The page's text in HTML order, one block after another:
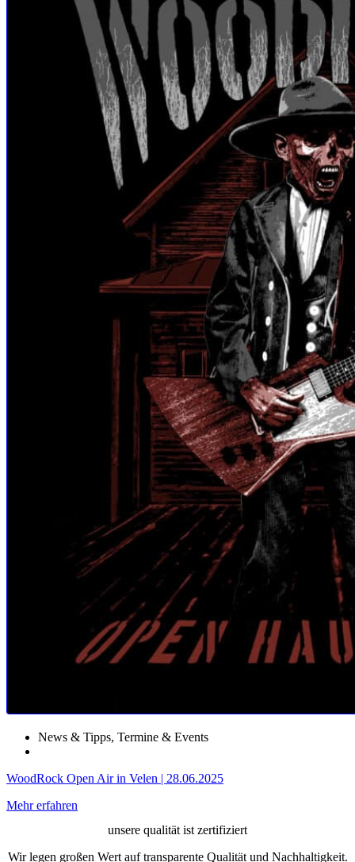
News & Tipps, Termine & Events
WoodRock Open Air in Velen | 28.06.2025
Mehr erfahren
unsere qualität ist zertifiziert
Wir legen großen Wert auf transparente Qualität und Nachhaltigkeit.